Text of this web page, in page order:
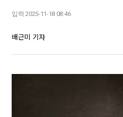
입력 2025-11-18 08:46
배근미 기자